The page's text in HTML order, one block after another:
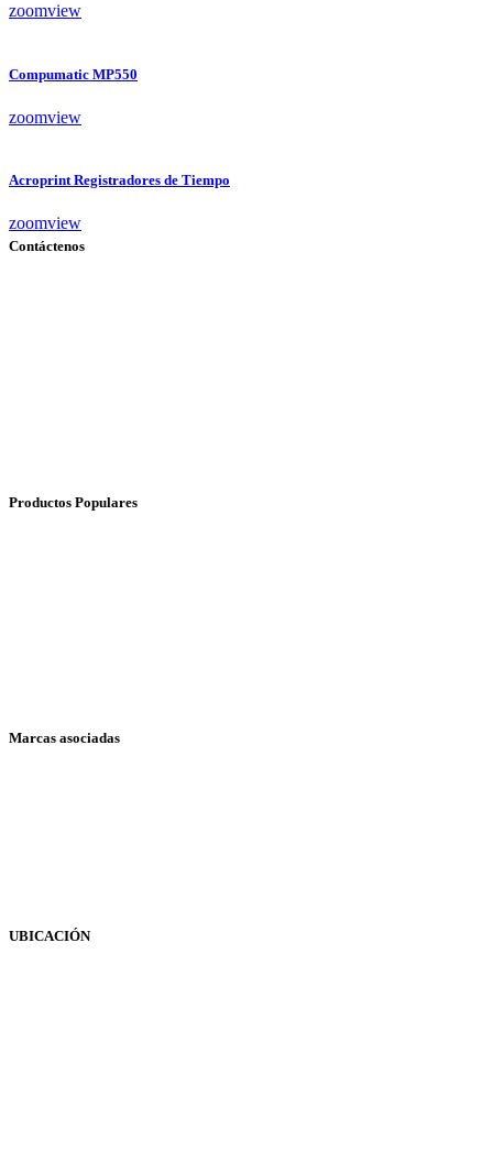
zoomview
Compumatic MP550
zoomview
Acroprint Registradores de Tiempo
zoomview
Contáctenos
Productos Populares
Marcas asociadas
UBICACIÓN